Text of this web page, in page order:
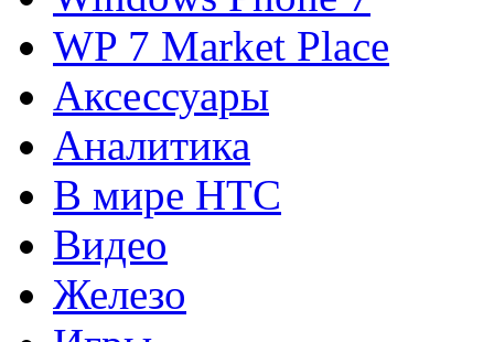
WP 7 Market Place
Аксессуары
Аналитика
В мире HTC
Видео
Железо